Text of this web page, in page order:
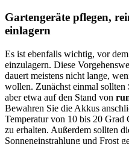
Gartengeräte pflegen,
einlagern
Es ist ebenfalls wichtig, vor
einzulagern. Diese
dauert meistens nicht lange,
wollen. Zunächst einmal
aber etwa auf den Stand von
Bewahren Sie die Akkus
Temperatur von 10 bis 20 Grad
zu erhalten. Außerdem sollten
Sonneneinstrahlung und Frost